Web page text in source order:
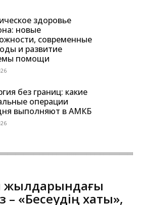
здоровье
новые
современные
и развитие
помощи
без границ: какие
операции
выполняют в АМКБ